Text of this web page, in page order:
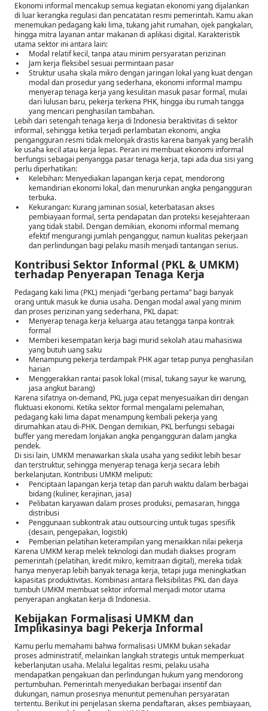
Ekonomi informal mencakup semua kegiatan ekonomi yang dijalankan
di luar kerangka regulasi dan pencatatan resmi pemerintah. Kamu akan
menemukan pedagang kaki lima, tukang jahit rumahan, ojek pangkalan,
hingga mitra layanan antar makanan di aplikasi digital. Karakteristik
utama sektor ini antara lain:
Modal relatif kecil, tanpa atau minim persyaratan perizinan
Jam kerja fleksibel sesuai permintaan pasar
Struktur usaha skala mikro dengan jaringan lokal yang kuat dengan
modal dan prosedur yang sederhana, ekonomi informal mampu
menyerap tenaga kerja yang kesulitan masuk pasar formal, mulai
dari lulusan baru, pekerja terkena PHK, hingga ibu rumah tangga
yang mencari penghasilan tambahan.
Lebih dari setengah tenaga kerja di Indonesia beraktivitas di sektor
informal, sehingga ketika terjadi perlambatan ekonomi, angka
pengangguran resmi tidak melonjak drastis karena banyak yang beralih
ke usaha kecil atau kerja lepas. Peran ini membuat ekonomi informal
berfungsi sebagai penyangga pasar tenaga kerja, tapi ada dua sisi yang
perlu diperhatikan:
Kelebihan: Menyediakan lapangan kerja cepat, mendorong
kemandirian ekonomi lokal, dan menurunkan angka pengangguran
terbuka.
Kekurangan: Kurang jaminan sosial, keterbatasan akses
pembiayaan formal, serta pendapatan dan proteksi kesejahteraan
yang tidak stabil. Dengan demikian, ekonomi informal memang
efektif mengurangi jumlah penganggur, namun kualitas pekerjaan
dan perlindungan bagi pelaku masih menjadi tantangan serius.
Kontribusi Sektor Informal (PKL & UMKM)
terhadap Penyerapan Tenaga Kerja
Pedagang kaki lima (PKL) menjadi “gerbang pertama” bagi banyak
orang untuk masuk ke dunia usaha. Dengan modal awal yang minim
dan proses perizinan yang sederhana, PKL dapat:
Menyerap tenaga kerja keluarga atau tetangga tanpa kontrak
formal
Memberi kesempatan kerja bagi murid sekolah atau mahasiswa
yang butuh uang saku
Menampung pekerja terdampak PHK agar tetap punya penghasilan
harian
Menggerakkan rantai pasok lokal (misal, tukang sayur ke warung,
jasa angkut barang)
Karena sifatnya on-demand, PKL juga cepat menyesuaikan diri dengan
fluktuasi ekonomi. Ketika sektor formal mengalami pelemahan,
pedagang kaki lima dapat menampung kembali pekerja yang
dirumahkan atau di-PHK. Dengan demikian, PKL berfungsi sebagai
buffer yang meredam lonjakan angka pengangguran dalam jangka
pendek.
Di sisi lain, UMKM menawarkan skala usaha yang sedikit lebih besar
dan terstruktur, sehingga menyerap tenaga kerja secara lebih
berkelanjutan. Kontribusi UMKM meliputi:
Penciptaan lapangan kerja tetap dan paruh waktu dalam berbagai
bidang (kuliner, kerajinan, jasa)
Pelibatan karyawan dalam proses produksi, pemasaran, hingga
distribusi
Penggunaan subkontrak atau outsourcing untuk tugas spesifik
(desain, pengepakan, logistik)
Pemberian pelatihan keterampilan yang menaikkan nilai pekerja
Karena UMKM kerap melek teknologi dan mudah diakses program
pemerintah (pelatihan, kredit mikro, kemitraan digital), mereka tidak
hanya menyerap lebih banyak tenaga kerja, tetapi juga meningkatkan
kapasitas produktivitas. Kombinasi antara fleksibilitas PKL dan daya
tumbuh UMKM membuat sektor informal menjadi motor utama
penyerapan angkatan kerja di Indonesia.
Kebijakan Formalisasi UMKM dan
Implikasinya bagi Pekerja Informal
Kamu perlu memahami bahwa formalisasi UMKM bukan sekadar
proses administratif, melainkan langkah strategis untuk memperkuat
keberlanjutan usaha. Melalui legalitas resmi, pelaku usaha
mendapatkan pengakuan dan perlindungan hukum yang mendorong
pertumbuhan. Pemerintah menyediakan berbagai insentif dan
dukungan, namun prosesnya menuntut pemenuhan persyaratan
tertentu. Berikut ini penjelasan skema pendaftaran, akses pembiayaan,